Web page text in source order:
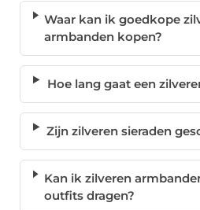
Waar kan ik goedkope
armbanden kopen?
Hoe lang gaat een
Zijn zilveren sieraden
Kan ik zilveren
outfits dragen?